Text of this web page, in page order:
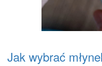
Jak wybrać